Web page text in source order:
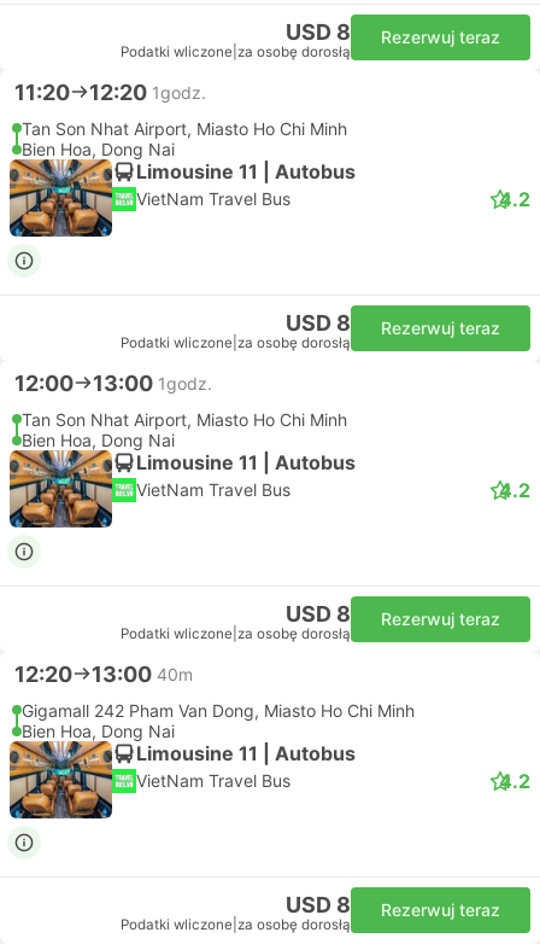
USD 8
Podatki wliczone za osobę dorosłą
Rezerwuj teraz
11:20 12:20 1godz.
Tan Son Nhat Airport, Miasto Ho Chi Minh
Bien Hoa, Dong Nai
Limousine 11 | Autobus
VietNam Travel Bus 4.2
USD 8
Podatki wliczone za osobę dorosłą
Rezerwuj teraz
12:00 13:00 1godz.
Tan Son Nhat Airport, Miasto Ho Chi Minh
Bien Hoa, Dong Nai
Limousine 11 | Autobus
VietNam Travel Bus 4.2
USD 8
Podatki wliczone za osobę dorosłą
Rezerwuj teraz
12:20 13:00 40m
Gigamall 242 Pham Van Dong, Miasto Ho Chi Minh
Bien Hoa, Dong Nai
Limousine 11 | Autobus
VietNam Travel Bus 4.2
USD 8
Podatki wliczone za osobę dorosłą
Rezerwuj teraz